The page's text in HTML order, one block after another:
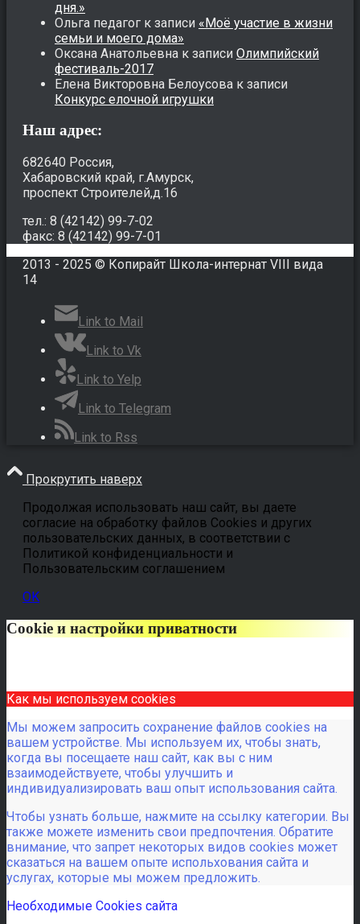
дня.»
Ольга педагог к записи «Моё участие в жизни
семьи и моего дома»
Оксана Анатольевна к записи Олимпийский
фестиваль-2017
Елена Викторовна Белоусова к записи
Конкурс елочной игрушки
Наш адрес:
682640 Россия,
Хабаровский край, г.Амурск,
проспект Строителей,д.16
тел.: 8 (42142) 99-7-02
факс: 8 (42142) 99-7-01
2013 - 2025 © Копирайт Школа-интернат VIII вида
14
Link to Mail
Link to Vk
Link to Yelp
Link to Telegram
Link to Rss
Прокрутить наверх
Продолжая использовать наш сайт, вы даете
согласие на обработку файлов Cookies и других
пользовательских данных, в соответствии с
Политикой конфиденциальности и
Пользовательским соглашением
OK
Cookie и настройки приватности
Как мы используем cookies
Мы можем запросить сохранение файлов cookies на
вашем устройстве. Мы используем их, чтобы знать,
когда вы посещаете наш сайт, как вы с ним
взаимодействуете, чтобы улучшить и
индивидуализировать ваш опыт использования сайта.
Чтобы узнать больше, нажмите на ссылку категории. Вы
также можете изменить свои предпочтения. Обратите
внимание, что запрет некоторых видов cookies может
сказаться на вашем опыте испольхования сайта и
услугах, которые мы можем предложить.
Необходимые Cookies сайта